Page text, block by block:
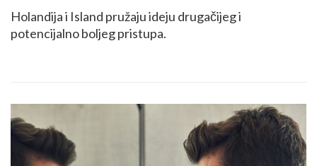
Holandija i Island pružaju ideju drugačijeg i
potencijalno boljeg pristupa.